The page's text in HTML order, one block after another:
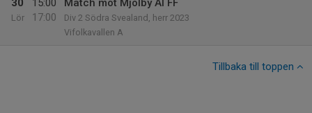
30
Lör
15:00
17:00
Match mot Mjölby AI FF
Div 2 Södra Svealand, herr 2023
Vifolkavallen A
Tillbaka till toppen